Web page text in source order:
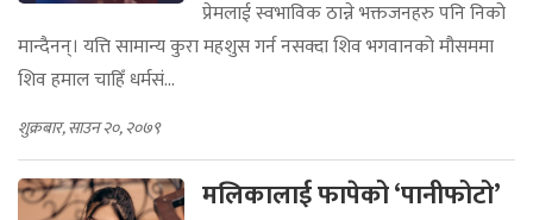
प्रेमलाई स्वभाविक ठान्ने भक्तजनहरु पनि निको
मान्दैनन्। यत्ति सामान्य कुरा महशुस गर्न नसक्दा शिव भगवानको मौसममा
शिव हमाल चाहिँ धर्मसं...
शुक्रबार, साउन २०, २०७९
मलिकालाई फापेको ‘पानीफोटो’